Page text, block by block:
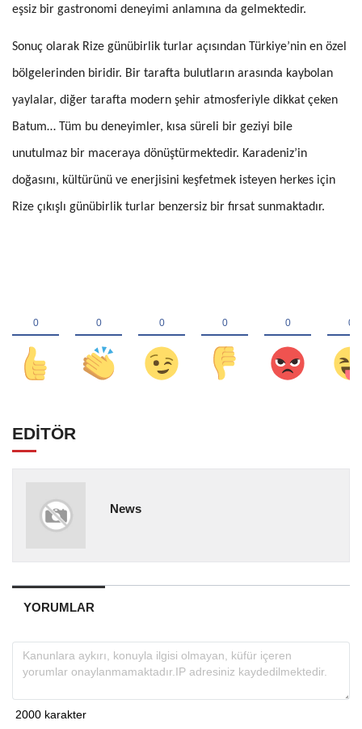
eşsiz bir gastronomi deneyimi anlamına da gelmektedir.
Sonuç olarak Rize günübirlik turlar açısından Türkiye’nin en özel
bölgelerinden biridir. Bir tarafta bulutların arasında kaybolan
yaylalar, diğer tarafta modern şehir atmosferiyle dikkat çeken
Batum… Tüm bu deneyimler, kısa süreli bir geziyi bile
unutulmaz bir maceraya dönüştürmektedir. Karadeniz’in
doğasını, kültürünü ve enerjisini keşfetmek isteyen herkes için
Rize çıkışlı günübirlik turlar benzersiz bir fırsat sunmaktadır.
EDİTÖR
News
YORUMLAR